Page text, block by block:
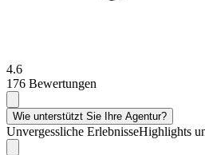
4.6
176 Bewertungen
Wie unterstützt Sie Ihre Agentur?
Unvergessliche ErlebnisseHighlights